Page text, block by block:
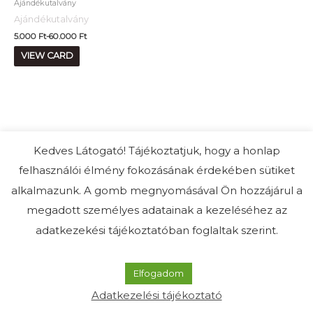
Ajándékutalvány
Ajándékutalvány
5.000 Ft-60.000 Ft
VIEW CARD
Kedves Látogató! Tájékoztatjuk, hogy a honlap
felhasználói élmény fokozásának érdekében sütiket
alkalmazunk. A gomb megnyomásával Ön hozzájárul a
megadott személyes adatainak a kezeléséhez az
adatkezekési tájékoztatóban foglaltak szerint.
Elfogadom
Adatkezelési tájékoztató